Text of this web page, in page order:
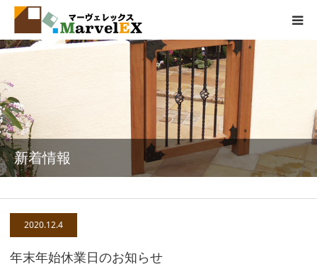
新着情報
2020.12.4
年末年始休業日のお知らせ
弊社の取組
品質基準
会社概要
お問い合わせ